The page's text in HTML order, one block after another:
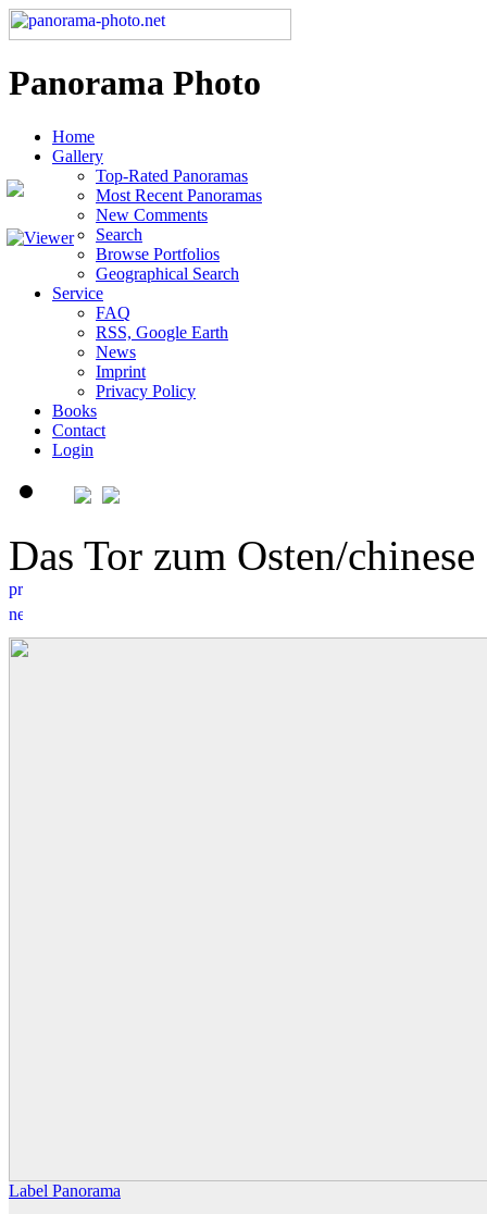
Panorama Photo
Home
Gallery
Top-Rated Panoramas
Most Recent Panoramas
New Comments
Search
Browse Portfolios
Geographical Search
Service
FAQ
RSS, Google Earth
News
Imprint
Privacy Policy
Books
Contact
Login
Das Tor zum Osten/
Label Panorama